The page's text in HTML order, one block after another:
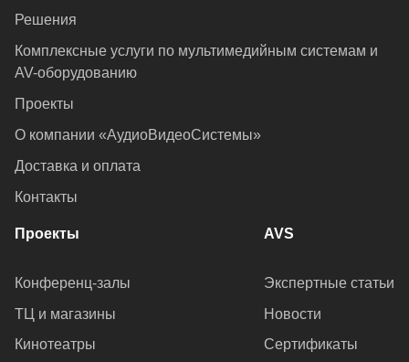
Решения
Комплексные услуги по мультимедийным системам и
AV-оборудованию
Проекты
О компании «АудиоВидеоСистемы»
Доставка и оплата
Контакты
Проекты
Конференц-залы
ТЦ и магазины
Кинотеатры
AVS
Экспертные статьи
Новости
Сертификаты